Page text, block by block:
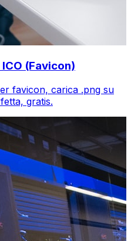
(Favicon)
favicon, carica .png su
gratis.